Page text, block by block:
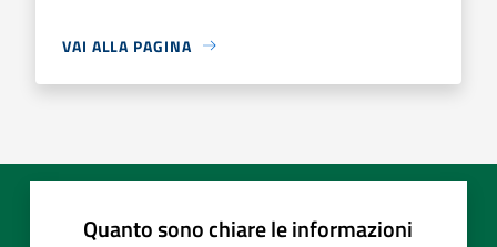
VAI ALLA PAGINA
Quanto sono chiare le informazioni